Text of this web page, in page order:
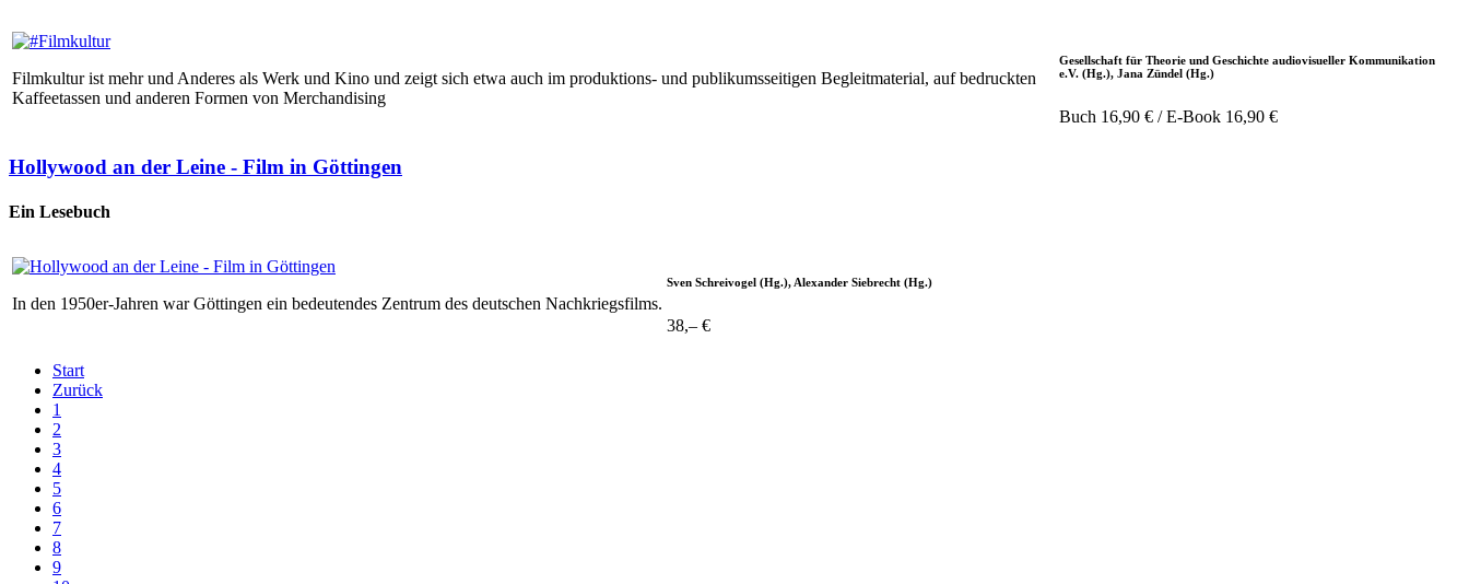
Filmkultur ist mehr und Anderes als Werk und Kino und zeigt sich etwa auch im produktions- und publikumsseitigen Begleitmaterial, auf bedruckten
Kaffeetassen und anderen Formen von Merchandising
Gesellschaft für Theorie und Geschichte audiovisueller Kommunikation
e.V. (Hg.), Jana Zündel (Hg.)
Buch 16,90 € / E-Book 16,90 €
Hollywood an der Leine - Film in Göttingen
Ein Lesebuch
In den 1950er-Jahren war Göttingen ein bedeutendes Zentrum des deutschen Nachkriegsfilms.
Sven Schreivogel (Hg.), Alexander Siebrecht (Hg.)
38,– €
Start
Zurück
1
2
3
4
5
6
7
8
9